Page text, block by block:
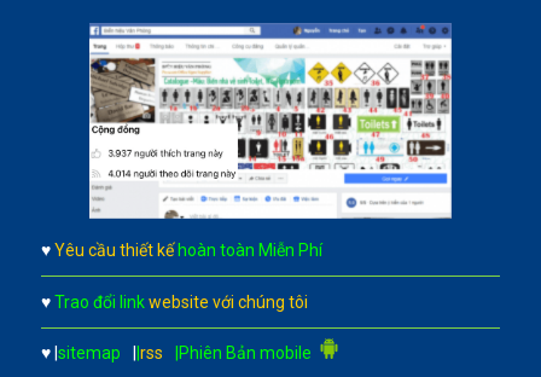
♥ Yêu cầu thiết kế hoàn toàn Miễn Phí
♥ Trao đổi link website với chúng tôi
♥ |sitemap |rss |Phiên Bản mobile